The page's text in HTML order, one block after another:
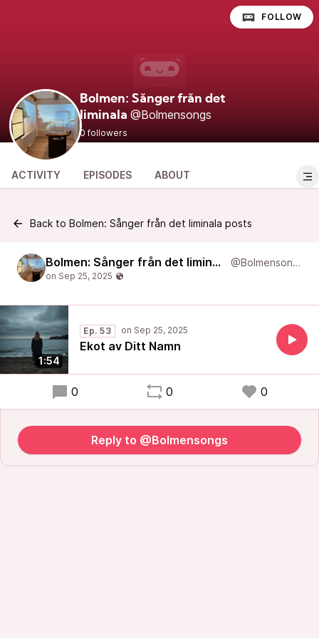
Bolmen: Sånger från det
liminala @Bolmensongs
0 followers
FOLLOW
ACTIVITY EPISODES ABOUT
Back to Bolmen: Sånger från det liminala posts
Bolmen: Sånger från det liminala @Bolmensongs
1:54
Ep. 53
Ekot av Ditt Namn
0 0 0
Reply to @Bolmensongs